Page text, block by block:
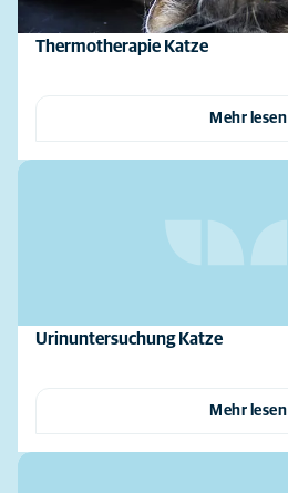
Thermotherapie Katze
Mehr lesen
Urinuntersuchung Katze
Mehr lesen